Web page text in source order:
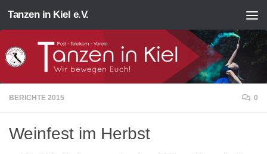
Zum Inhalt springen
Tanzen in Kiel e.V.
BERICHTE 2015 0
Weinfest im Herbst